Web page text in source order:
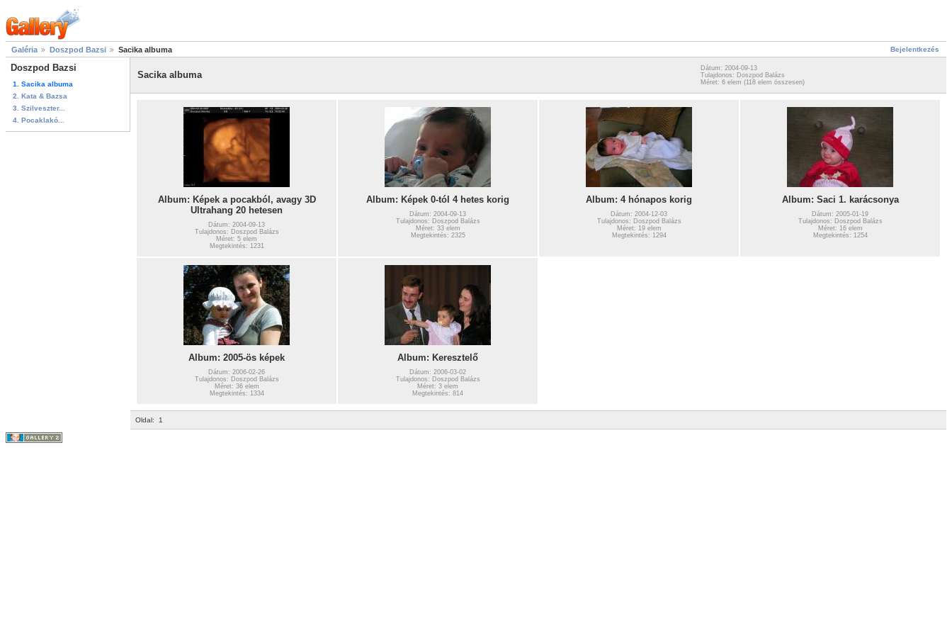
Bejelentkezés
Galéria Doszpod Bazsi Sacika albuma
Doszpod Bazsi
1. Sacika albuma
2. Kata & Bazsa
3. Szilveszter...
4. Pocaklakó...
Sacika albuma
Dátum: 2004-09-13
Tulajdonos: Doszpod Balázs
Méret: 6 elem (118 elem összesen)
Album: Képek a pocakból, avagy 3D
Ultrahang 20 hetesen
Dátum: 2004-09-13
Tulajdonos: Doszpod Balázs
Méret: 5 elem
Megtekintés: 1231
Album: Képek 0-tól 4 hetes korig
Dátum: 2004-09-13
Tulajdonos: Doszpod Balázs
Méret: 33 elem
Megtekintés: 2325
Album: 4 hónapos korig
Dátum: 2004-12-03
Tulajdonos: Doszpod Balázs
Méret: 19 elem
Megtekintés: 1294
Album: Saci 1. karácsonya
Dátum: 2005-01-19
Tulajdonos: Doszpod Balázs
Méret: 16 elem
Megtekintés: 1254
Album: 2005-ös képek
Dátum: 2006-02-26
Tulajdonos: Doszpod Balázs
Méret: 36 elem
Megtekintés: 1334
Album: Keresztelő
Dátum: 2006-03-02
Tulajdonos: Doszpod Balázs
Méret: 3 elem
Megtekintés: 814
Oldal: 1